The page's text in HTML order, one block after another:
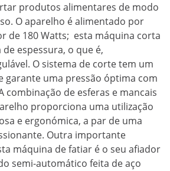
produtos alimentares de modo
O aparelho é alimentado por
de 180 Watts; esta máquina corta
espessura, o que é,
O sistema de corte tem um
garante uma pressão óptima com
combinação de esferas e mancais
proporciona uma utilização
e ergonómica, a par de uma
Outra importante
máquina de fatiar é o seu afiador
semi-automático feita de aço